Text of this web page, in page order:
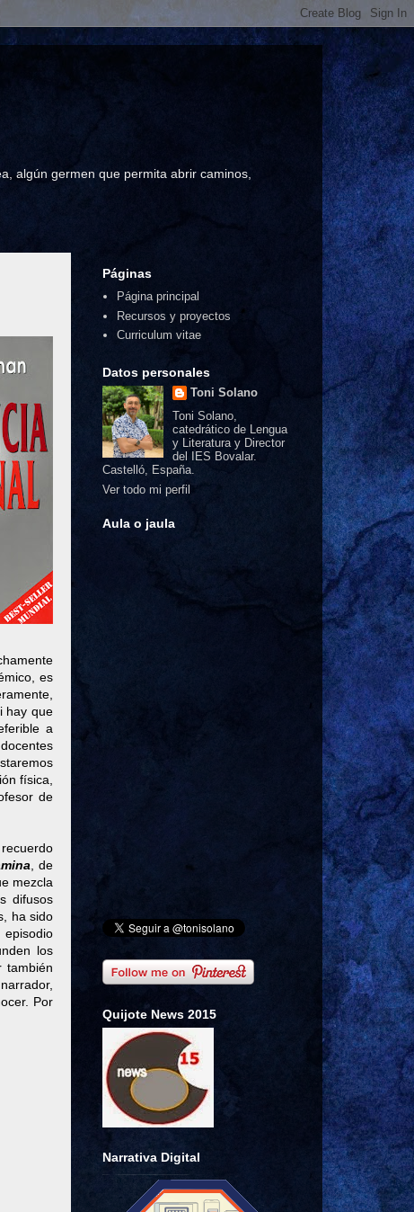
algún germen que permita abrir caminos,
es
hay que
a
física,
de
, de
mezcla
difusos
ha sido
los
también
Por
Páginas
Página principal
Recursos y proyectos
Curriculum vitae
Datos personales
Toni Solano
Toni Solano,
catedrático de Lengua
y Literatura y Director
del IES Bovalar.
Castelló, España.
Ver todo mi perfil
Aula o jaula
Quijote News 2015
Narrativa Digital